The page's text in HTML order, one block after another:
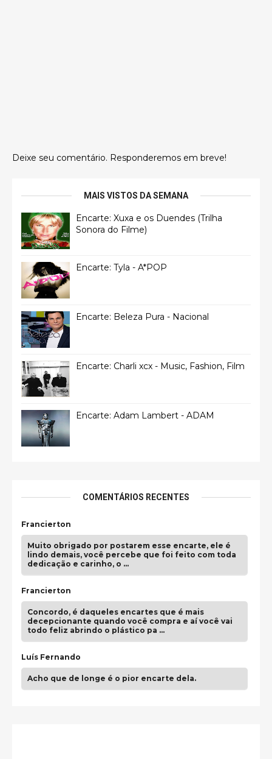
Deixe seu comentário. Responderemos em breve!
MAIS VISTOS DA SEMANA
Encarte: Xuxa e os Duendes (Trilha
Sonora do Filme)
Encarte: Tyla - A*POP
Encarte: Beleza Pura - Nacional
Encarte: Charli xcx - Music, Fashion, Film
Encarte: Adam Lambert - ADAM
COMENTÁRIOS RECENTES
Francierton
Muito obrigado por postarem esse encarte, ele é
lindo demais, você percebe que foi feito com toda
dedicação e carinho, o …
Francierton
Concordo, é daqueles encartes que é mais
decepcionante quando você compra e aí você vai
todo feliz abrindo o plástico pa …
Luís Fernando
Acho que de longe é o pior encarte dela.